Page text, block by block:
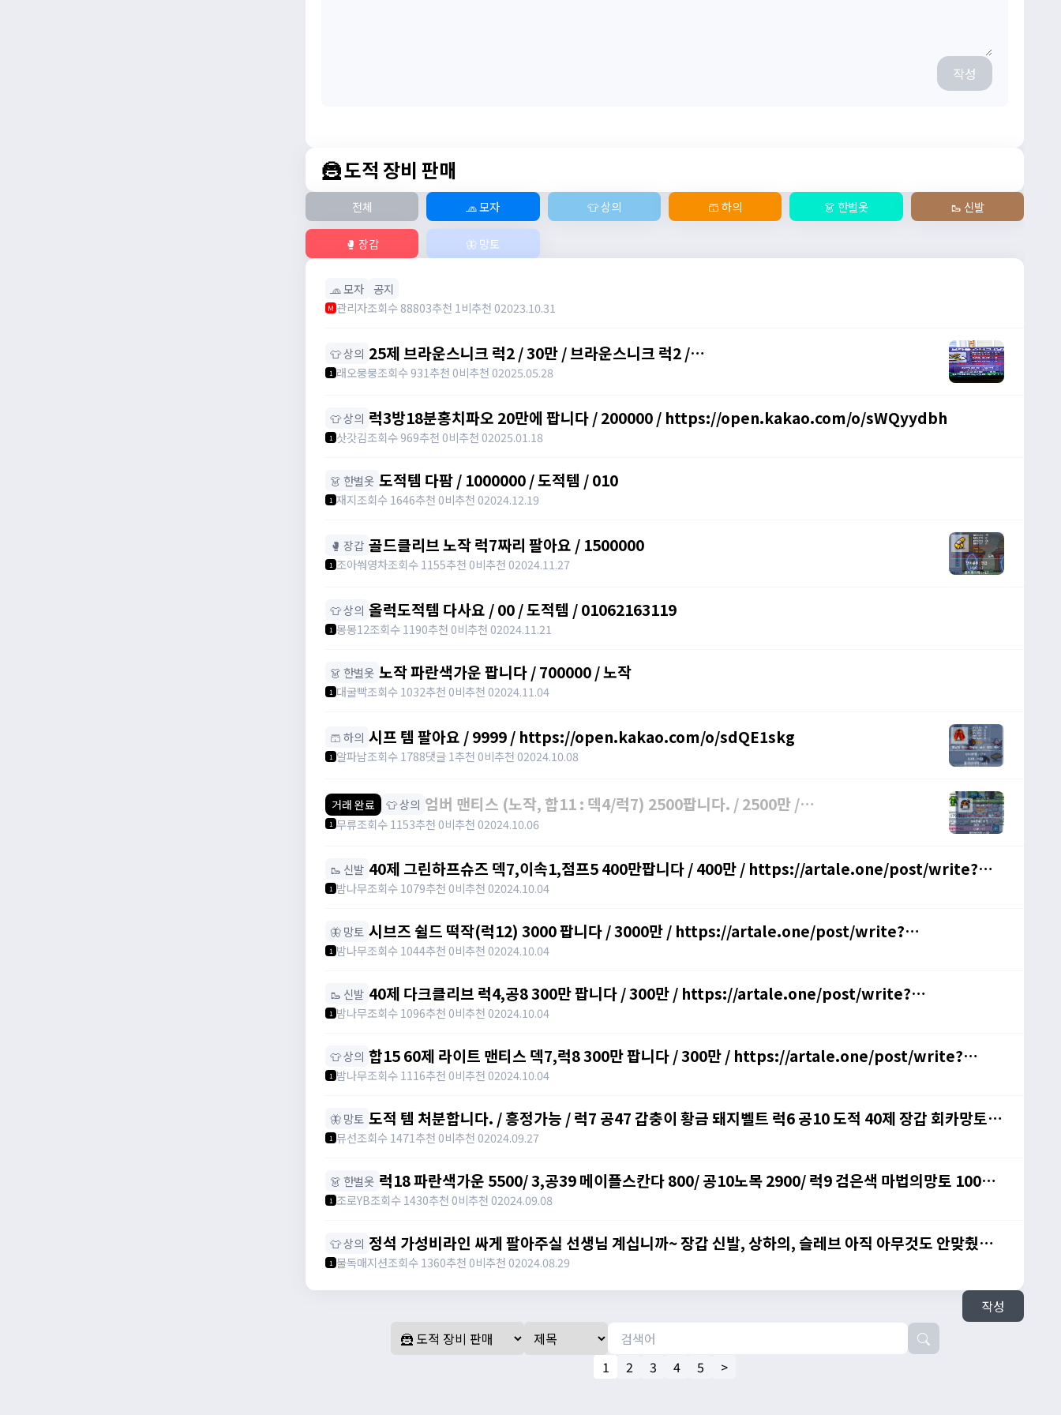
작성
🦹 도적 장비 판매
전체 🧢 모자 👕 상의 🩳 하의 👗 한벌옷 🥾 신발
🥊 장갑 🦋 망토
🧢 모자 공지
M 관리자조회수 88803추천 1 비추천 02023.10.31
👕 상의 25제 브라운스니크 럭2 / 30만 / 브라운스니크 럭2 /
https://open.kakao.com/o/slxtrGyh
1 래오뭉뭉조회수 931추천 0비추천 02025.05.28
👕 상의 럭3방18분홍치파오 20만에 팝니다 / 200000 / https://open.kakao.com/o/sWQyydbh
1 삿갓김조회수 969추천 0비추천 02025.01.18
👗 한벌옷 도적템 다팜 / 1000000 / 도적템 / 010
1 재지조회수 1646추천 0비추천 02024.12.19
🥊 장갑 골드클리브 노작 럭7짜리 팔아요 / 1500000
1 조아쒀영차조회수 1155추천 0비추천 02024.11.27
👕 상의 올럭도적템 다사요 / 00 / 도적템 / 01062163119
1 몽몽12조회수 1190추천 0비추천 02024.11.21
👗 한벌옷 노작 파란색가운 팝니다 / 700000 / 노작
1 대굴빡조회수 1032추천 0비추천 02024.11.04
🩳 하의 시프 템 팔아요 / 9999 / https://open.kakao.com/o/sdQE1skg
1 알파남조회수 1788댓글 1추천 0비추천 02024.10.08
거래 완료 👕 상의 엄버 맨티스 (노작, 합11 : 덱4/럭7) 2500팝니다. / 2500만 /
https://open.kakao.com/o/sJBMMI9e
1 무류조회수 1153추천 0비추천 02024.10.06
🥾 신발 40제 그린하프슈즈 덱7,이속1,점프5 400만팝니다 / 400만 / https://artale.one/post/write?
category=10&id=1355026
1 밤나무조회수 1079추천 0비추천 02024.10.04
🦋 망토 시브즈 쉴드 떡작(럭12) 3000 팝니다 / 3000만 / https://artale.one/post/write?
category=10&id=1355026
1 밤나무조회수 1044추천 0비추천 02024.10.04
🥾 신발 40제 다크클리브 럭4,공8 300만 팝니다 / 300만 / https://artale.one/post/write?
category=10&id=1355026
1 밤나무조회수 1096추천 0비추천 02024.10.04
👕 상의 합15 60제 라이트 맨티스 덱7,럭8 300만 팝니다 / 300만 / https://artale.one/post/write?
category=10&id=1355026
1 밤나무조회수 1116추천 0비추천 02024.10.04
🦋 망토 도적 템 처분합니다. / 흥정가능 / 럭7 공47 갑충이 황금 돼지벨트 럭6 공10 도적 40제 장갑 회카망토
럭10 럭9 자수정귀걸이 덱8 아이젠 / 빅맘
1 뮤선조회수 1471추천 0비추천 02024.09.27
👗 한벌옷 럭18 파란색가운 5500/ 3,공39 메이플스칸다 800/ 공10노목 2900/ 럭9 검은색 마법의망토 1000
팝니다 / 럭18 파란색가운 5500/ 3,공39 메이플스칸다 800/ 공10노목 2900/ 럭9 검은색 마법의망
1 조로YB조회수 1430추천 0비추천 02024.09.08
👕 상의 정석 가성비라인 싸게 팔아주실 선생님 계십니까~ 장갑 신발, 상하의, 슬레브 아직 아무것도 안맞췄습
니다 / 가격제시 / https://open.kakao.com/o/sW3xpQZf
1 불독매지션조회수 1360추천 0비추천 02024.08.29
작성
1 2 3 4 5 >